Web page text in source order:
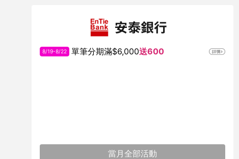
8/19-8/22 單筆分期滿$6,000送600
當月全部活動